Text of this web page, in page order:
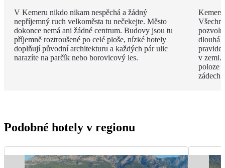
V Kemeru nikdo nikam nespěchá a žádný
nepříjemný ruch velkoměsta tu nečekejte. Město
dokonce nemá ani žádné centrum. Budovy jsou tu
příjemně roztroušené po celé ploše, nízké hotely
doplňují původní architekturu a každých pár ulic
narazíte na parčík nebo borovicový les.
dlouhá
v zemi.
poloze
zádech.
Podobné hotely v regionu